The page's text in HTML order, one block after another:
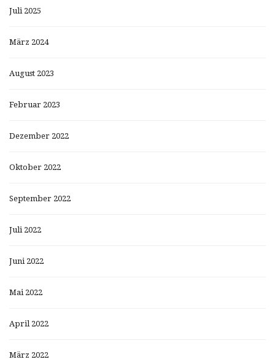
Juli 2025
März 2024
August 2023
Februar 2023
Dezember 2022
Oktober 2022
September 2022
Juli 2022
Juni 2022
Mai 2022
April 2022
März 2022